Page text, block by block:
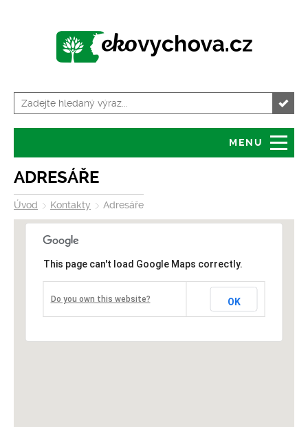
MENU
Úvod
O serveru
Tiskové zprávy
Volná místa
Granty
Servis pro školy
Kalendář akcí
Zajímavosti
Pro klima
ADRESÁŘE
Úvod Kontakty Adresáře
This page can't load Google Maps correctly.
Do you own this website? OK